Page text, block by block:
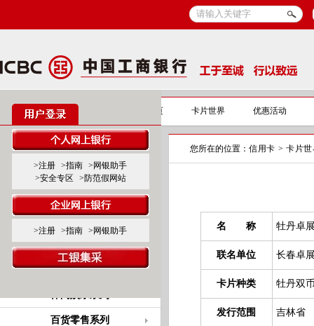
>注册 >指南
>网银助手
>安全专区
>防范假网站
>注册 >指南 >网银助手
信用卡 信用卡首页 卡片世界 优惠活动
标准卡产品系列
标准白金卡
标准金、普卡
联名卡产品系列
商旅服务系列
百货零售系列
您所在的位置： 信用卡 > 卡片
名 称 牡丹卓
联名单位 长春卓
卡片种类 牡丹双
发行范围 吉林省